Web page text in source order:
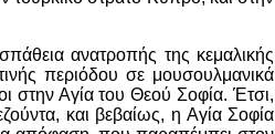
ανατροπής της κεμαλικής
περιόδου σε μουσουλμανικά
στην Αγία του Θεού Σοφία. Έτσι,
και βεβαίως, η Αγία Σοφία